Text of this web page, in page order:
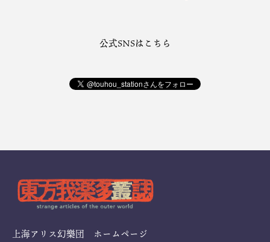
公式SNSはこちら
上海アリス幻樂団 ホームページ